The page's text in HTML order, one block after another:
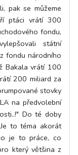
pak se můžeme
ptáci vrátí 300
fondu,
státní
fondu národního
Bakala vrátí 100
200 miliard za
stovky
na předvolební
Do té doby
to téma akorát
je to práce, co
který většina z